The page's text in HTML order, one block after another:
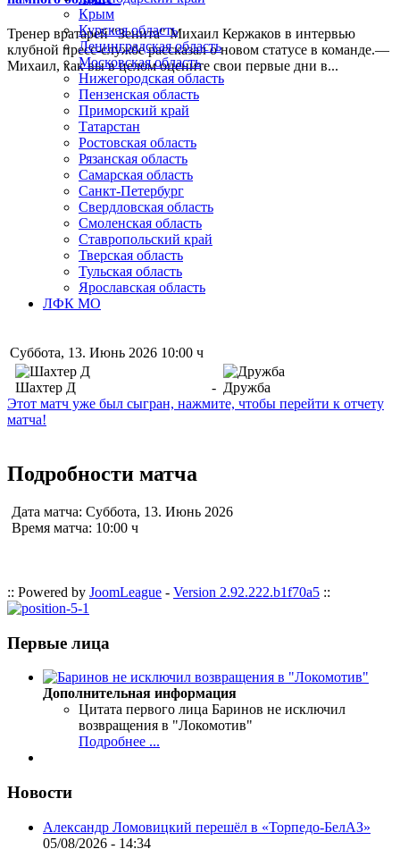
Тренер вратарей "Зенита" Михаил Кержаков в интервью
клубной пресс-службе рассказал о новом статусе в команде.—
Михаил, как вы в целом оцените свои первые дни в...
Крым
Курская область
Ленинградская область
Московская область
Нижегородская область
Пензенская область
Приморский край
Татарстан
Ростовская область
Рязанская область
Самарская область
Санкт-Петербург
Свердловская область
Смоленская область
Ставропольский край
Тверская область
Тульская область
Ярославская область
ЛФК МО
Суббота, 13. Июнь 2026 10:00 ч
Шахтер Д - Дружба
Этот матч уже был сыгран, нажмите, чтобы перейти к отчету
матча!
Подробности матча
Дата матча: Суббота, 13. Июнь 2026
Время матча: 10:00 ч
:: Powered by JoomLeague - Version 2.92.222.b1f70a5 ::
Первые лица
Дополнительная информация
Цитата первого лица Баринов не исключил
возвращения в "Локомотив"
Подробнее ...
Новости
Александр Ломовицкий перешёл в «Торпедо-БелАЗ»
05/08/2026 - 14:34